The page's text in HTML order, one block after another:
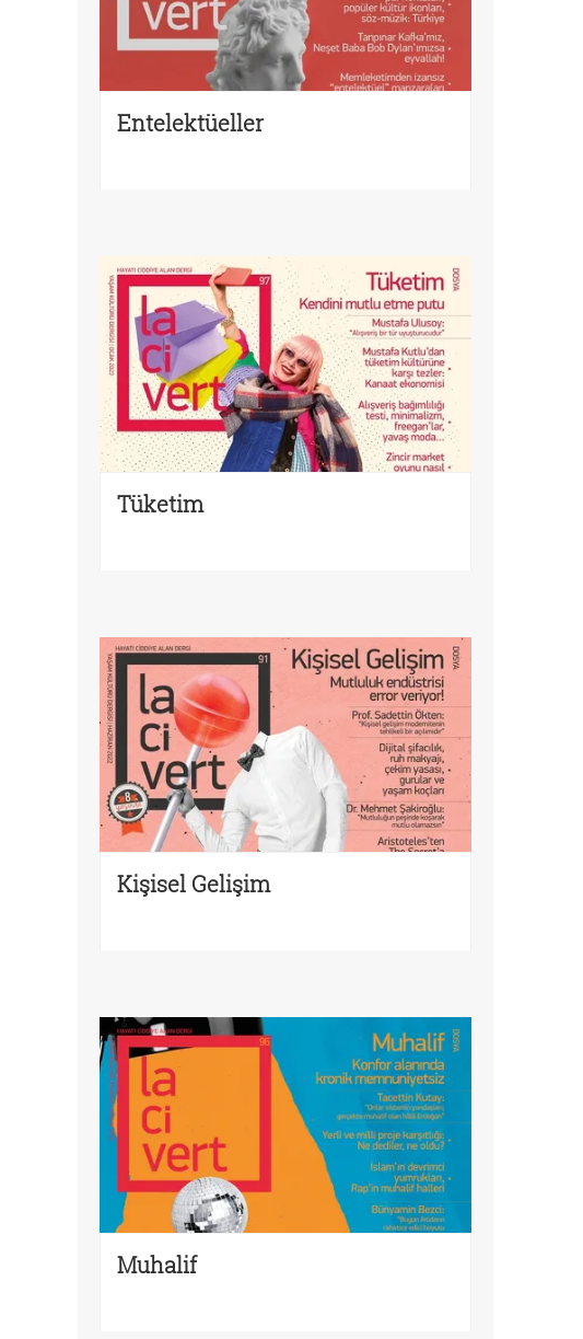
Entelektüeller
Tüketim
Kişisel Gelişim
Muhalif